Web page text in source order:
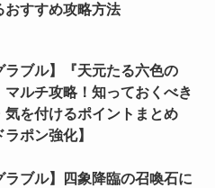
おすすめ攻略方法
ラブル】『天元たる六色の
マルチ攻略！知っておくべき
気を付けるポイントまとめ
ラポン強化】
ラブル】四象降臨の召喚石に